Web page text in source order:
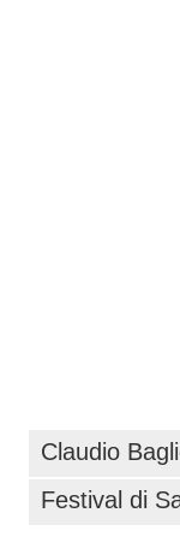
Claudio
Festival di